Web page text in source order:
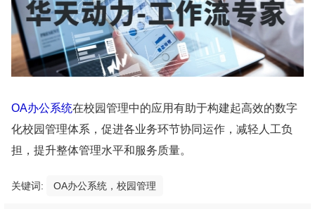
OA办公系统在校园管理中的应用有助于构建起高效的数字
化校园管理体系，促进各业务环节协同运作，减轻人工负
担，提升整体管理水平和服务质量。
关键词: OA办公系统，校园管理